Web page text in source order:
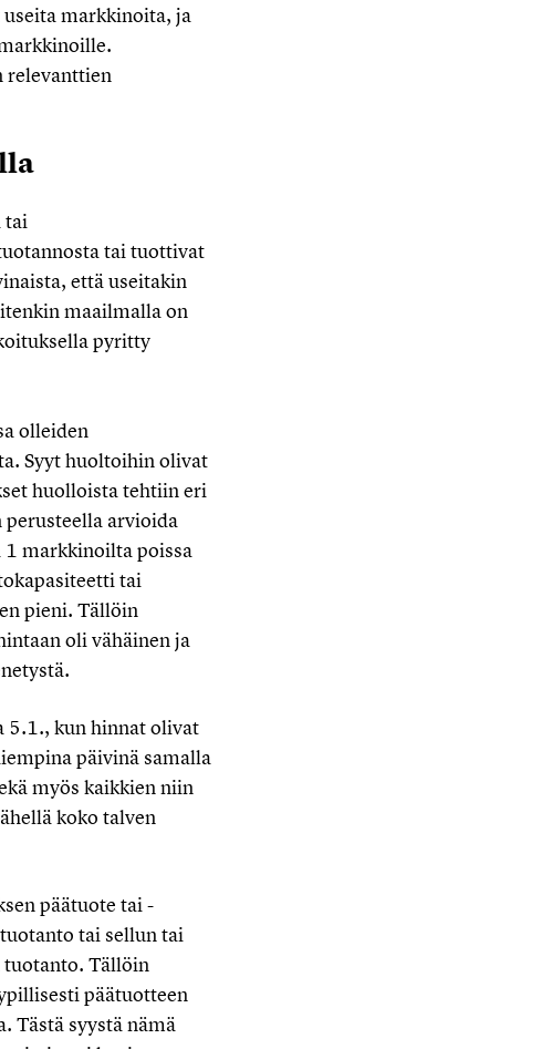
markkinoita, ja
relevanttien
tai
tai tuottivat
että useitakin
maailmalla on
pyritty
olleiden
Syyt huoltoihin olivat
huolloista tehtiin eri
arvioida
markkinoilta poissa
tai
pieni. Tällöin
oli vähäinen ja
5.1., kun hinnat olivat
päivinä samalla
myös kaikkien niin
koko talven
päätuote tai -
tai sellun tai
Tällöin
päätuotteen
Tästä syystä nämä